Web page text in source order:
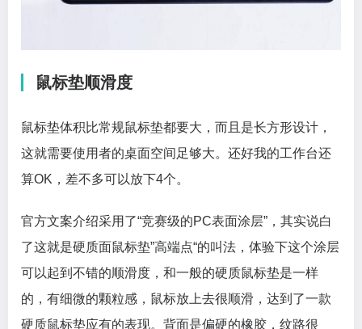
鼠标垫顺滑度
鼠标垫体积比常规鼠标垫都要大，而且是长方形设计，
这就需要使用者的桌面空间足够大。还好我的工作台还
算OK，差不多可以放下4个。
官方文案介绍采用了“竞赛级的PC表面涂层”，其实说白
了这就是硬质面鼠标垫”高端点“的叫法，体验下这个涂层
可以起到不错的顺滑度，和一般的硬质鼠标垫是一样
的，有细微的颗粒感，鼠标放上去很顺滑，达到了一款
硬质鼠标垫应有的表现。背面是偏硬的橡胶，纹路很